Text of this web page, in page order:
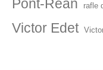
Pont-Réan rafle
Victor Edet